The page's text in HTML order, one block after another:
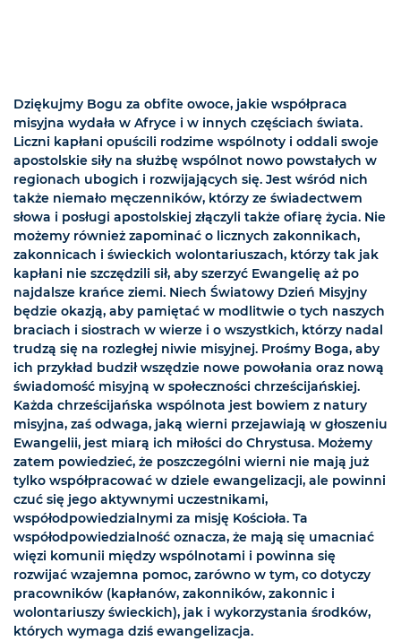
Dziękujmy Bogu za obfite owoce, jakie współpraca
misyjna wydała w Afryce i w innych częściach świata.
Liczni kapłani opuścili rodzime wspólnoty i oddali swoje
apostolskie siły na służbę wspólnot nowo powstałych w
regionach ubogich i rozwijających się. Jest wśród nich
także niemało męczenników, którzy ze świadectwem
słowa i posługi apostolskiej złączyli także ofiarę życia. Nie
możemy również zapominać o licznych zakonnikach,
zakonnicach i świeckich wolontariuszach, którzy tak jak
kapłani nie szczędzili sił, aby szerzyć Ewangelię aż po
najdalsze krańce ziemi. Niech Światowy Dzień Misyjny
będzie okazją, aby pamiętać w modlitwie o tych naszych
braciach i siostrach w wierze i o wszystkich, którzy nadal
trudzą się na rozległej niwie misyjnej. Prośmy Boga, aby
ich przykład budził wszędzie nowe powołania oraz nową
świadomość misyjną w społeczności chrześcijańskiej.
Każda chrześcijańska wspólnota jest bowiem z natury
misyjna, zaś odwaga, jaką wierni przejawiają w głoszeniu
Ewangelii, jest miarą ich miłości do Chrystusa. Możemy
zatem powiedzieć, że poszczególni wierni nie mają już
tylko współpracować w dziele ewangelizacji, ale powinni
czuć się jego aktywnymi uczestnikami,
współodpowiedzialnymi za misję Kościoła. Ta
współodpowiedzialność oznacza, że mają się umacniać
więzi komunii między wspólnotami i powinna się
rozwijać wzajemna pomoc, zarówno w tym, co dotyczy
pracowników (kapłanów, zakonników, zakonnic i
wolontariuszy świeckich), jak i wykorzystania środków,
których wymaga dziś ewangelizacja.